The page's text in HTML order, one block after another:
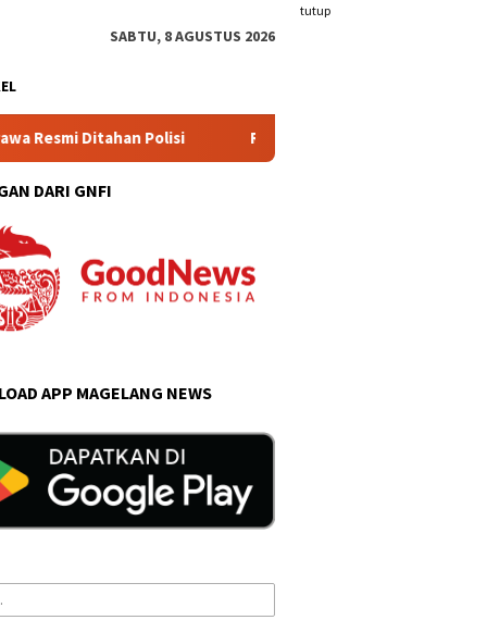
tutup
SABTU, 8 AGUSTUS 2026
Polisi Ratusan Warga Datangi Kejari Kabupaten
DARI GNFI
APP MAGELANG NEWS